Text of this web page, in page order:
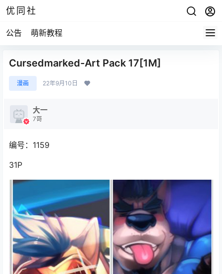
优同社
公告 萌新教程
Cursedmarked-Art Pack 17[1M]
漫画 22年9月10日
大一
7哥
编号：1159
31P